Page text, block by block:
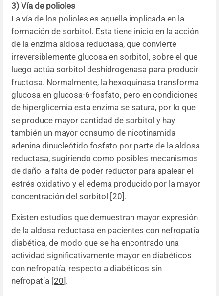
3) Vía de polioles
La vía de los polioles es aquella implicada en la
formación de sorbitol. Esta tiene inicio en la acción
de la enzima aldosa reductasa, que convierte
irreversiblemente glucosa en sorbitol, sobre el que
luego actúa sorbitol deshidrogenasa para producir
fructosa. Normalmente, la hexoquinasa transforma
glucosa en glucosa-6-fosfato, pero en condiciones
de hiperglicemia esta enzima se satura, por lo que
se produce mayor cantidad de sorbitol y hay
también un mayor consumo de nicotinamida
adenina dinucleótido fosfato por parte de la aldosa
reductasa, sugiriendo como posibles mecanismos
de daño la falta de poder reductor para apalear el
estrés oxidativo y el edema producido por la mayor
concentración del sorbitol [20].
Existen estudios que demuestran mayor expresión
de la aldosa reductasa en pacientes con nefropatía
diabética, de modo que se ha encontrado una
actividad significativamente mayor en diabéticos
con nefropatía, respecto a diabéticos sin
nefropatía [20].